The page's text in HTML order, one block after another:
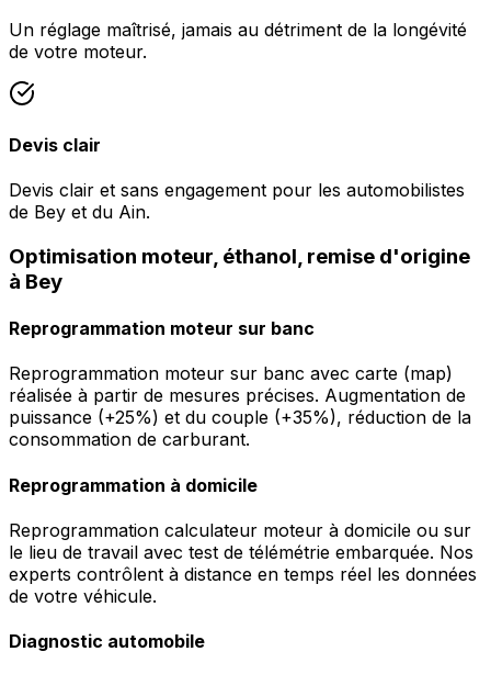
Un réglage maîtrisé, jamais au détriment de la longévité
de votre moteur.
Devis clair
Devis clair et sans engagement pour les automobilistes
de Bey et du Ain.
Optimisation moteur, éthanol, remise d'origine
à Bey
Reprogrammation moteur sur banc
Reprogrammation moteur sur banc avec carte (map)
réalisée à partir de mesures précises. Augmentation de
puissance (+25%) et du couple (+35%), réduction de la
consommation de carburant.
Reprogrammation à domicile
Reprogrammation calculateur moteur à domicile ou sur
le lieu de travail avec test de télémétrie embarquée. Nos
experts contrôlent à distance en temps réel les données
de votre véhicule.
Diagnostic automobile